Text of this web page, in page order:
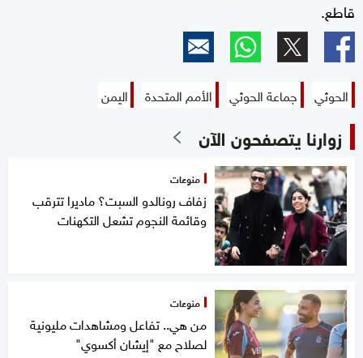
قاطع.
الحوثي جماعة الحوثي الأمم المتحدة اليمن
زوارنا يتصفحون الآن
منوعات
زفاف رونالدو السبت؟ ماديرا تترقب
وقائمة النجوم تشعل التكهنات
منوعات
من هي.. تفاعل ومشاهدات مليونية
لصلاح مع "إيشان أكسوي"